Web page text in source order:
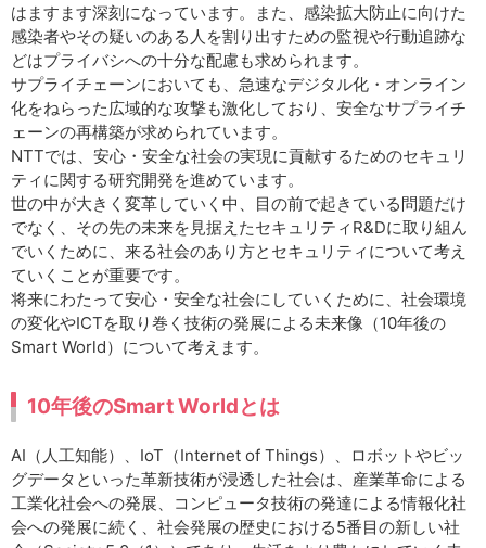
はますます深刻になっています。また、感染拡大防止に向けた
感染者やその疑いのある人を割り出すための監視や行動追跡な
どはプライバシへの十分な配慮も求められます。
サプライチェーンにおいても、急速なデジタル化・オンライン
化をねらった広域的な攻撃も激化しており、安全なサプライチ
ェーンの再構築が求められています。
NTTでは、安心・安全な社会の実現に貢献するためのセキュリ
ティに関する研究開発を進めています。
世の中が大きく変革していく中、目の前で起きている問題だけ
でなく、その先の未来を見据えたセキュリティR&Dに取り組ん
でいくために、来る社会のあり方とセキュリティについて考え
ていくことが重要です。
将来にわたって安心・安全な社会にしていくために、社会環境
の変化やICTを取り巻く技術の発展による未来像（10年後の
Smart World）について考えます。
10年後のSmart Worldとは
AI（人工知能）、IoT（Internet of Things）、ロボットやビッ
グデータといった革新技術が浸透した社会は、産業革命による
工業化社会への発展、コンピュータ技術の発達による情報化社
会への発展に続く、社会発展の歴史における5番目の新しい社